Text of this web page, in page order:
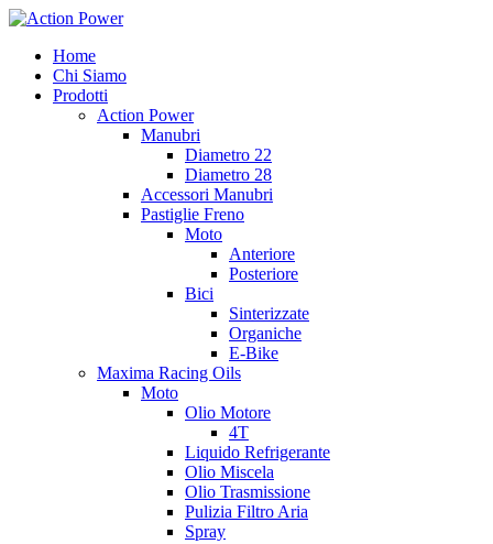
Salta
contenutoHome
Chi Siamo
Prodotti
Action Power
Manubri
Diametro 22
Diametro 28
Accessori Manubri
Pastiglie Freno
Moto
Anteriore
Posteriore
Bici
Sinterizzate
Organiche
E-Bike
Maxima Racing Oils
Moto
Olio Motore
4T
Liquido Refrigerante
Olio Miscela
Olio Trasmissione
Pulizia Filtro Aria
Spray